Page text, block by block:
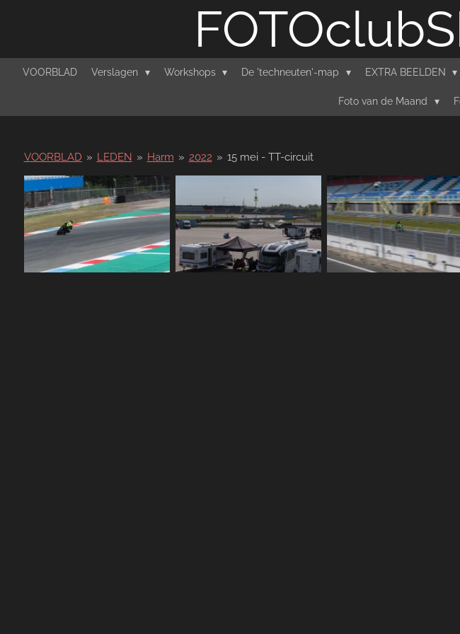
de
hoofdinhoud
VOORBLAD Verslagen Workshops De 'techneuten'-map EXTRA BEELDEN
Foto van de Maand
VOORBLAD » LEDEN » Harm » 2022 » 15 mei - TT-circuit